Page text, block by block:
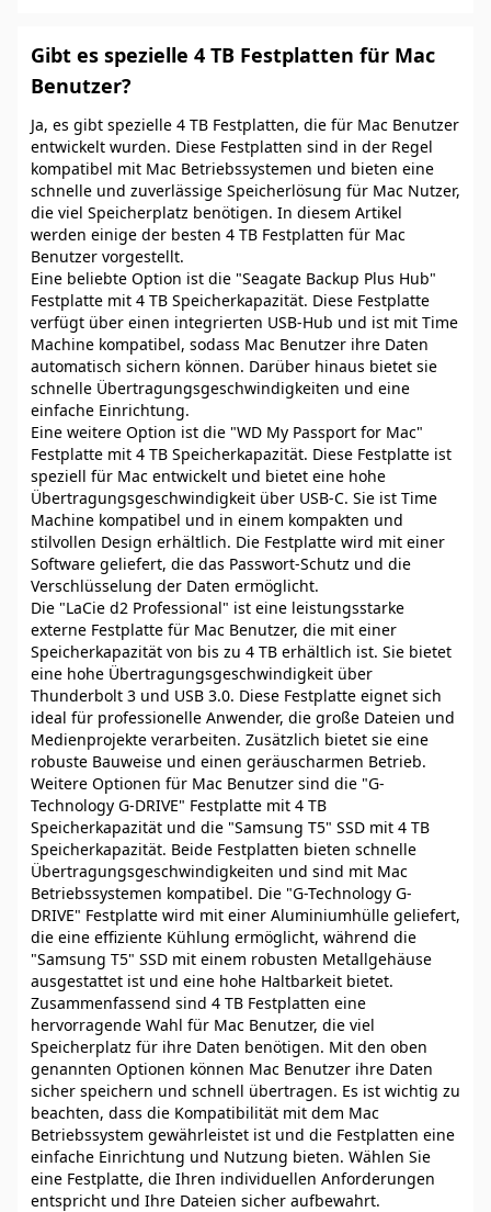
Gibt es spezielle 4 TB Festplatten für Mac
Benutzer?
Ja, es gibt spezielle 4 TB Festplatten, die für Mac Benutzer
entwickelt wurden. Diese Festplatten sind in der Regel
kompatibel mit Mac Betriebssystemen und bieten eine
schnelle und zuverlässige Speicherlösung für Mac Nutzer,
die viel Speicherplatz benötigen. In diesem Artikel
werden einige der besten 4 TB Festplatten für Mac
Benutzer vorgestellt.
Eine beliebte Option ist die "Seagate Backup Plus Hub"
Festplatte mit 4 TB Speicherkapazität. Diese Festplatte
verfügt über einen integrierten USB-Hub und ist mit Time
Machine kompatibel, sodass Mac Benutzer ihre Daten
automatisch sichern können. Darüber hinaus bietet sie
schnelle Übertragungsgeschwindigkeiten und eine
einfache Einrichtung.
Eine weitere Option ist die "WD My Passport for Mac"
Festplatte mit 4 TB Speicherkapazität. Diese Festplatte ist
speziell für Mac entwickelt und bietet eine hohe
Übertragungsgeschwindigkeit über USB-C. Sie ist Time
Machine kompatibel und in einem kompakten und
stilvollen Design erhältlich. Die Festplatte wird mit einer
Software geliefert, die das Passwort-Schutz und die
Verschlüsselung der Daten ermöglicht.
Die "LaCie d2 Professional" ist eine leistungsstarke
externe Festplatte für Mac Benutzer, die mit einer
Speicherkapazität von bis zu 4 TB erhältlich ist. Sie bietet
eine hohe Übertragungsgeschwindigkeit über
Thunderbolt 3 und USB 3.0. Diese Festplatte eignet sich
ideal für professionelle Anwender, die große Dateien und
Medienprojekte verarbeiten. Zusätzlich bietet sie eine
robuste Bauweise und einen geräuscharmen Betrieb.
Weitere Optionen für Mac Benutzer sind die "G-
Technology G-DRIVE" Festplatte mit 4 TB
Speicherkapazität und die "Samsung T5" SSD mit 4 TB
Speicherkapazität. Beide Festplatten bieten schnelle
Übertragungsgeschwindigkeiten und sind mit Mac
Betriebssystemen kompatibel. Die "G-Technology G-
DRIVE" Festplatte wird mit einer Aluminiumhülle geliefert,
die eine effiziente Kühlung ermöglicht, während die
"Samsung T5" SSD mit einem robusten Metallgehäuse
ausgestattet ist und eine hohe Haltbarkeit bietet.
Zusammenfassend sind 4 TB Festplatten eine
hervorragende Wahl für Mac Benutzer, die viel
Speicherplatz für ihre Daten benötigen. Mit den oben
genannten Optionen können Mac Benutzer ihre Daten
sicher speichern und schnell übertragen. Es ist wichtig zu
beachten, dass die Kompatibilität mit dem Mac
Betriebssystem gewährleistet ist und die Festplatten eine
einfache Einrichtung und Nutzung bieten. Wählen Sie
eine Festplatte, die Ihren individuellen Anforderungen
entspricht und Ihre Dateien sicher aufbewahrt.